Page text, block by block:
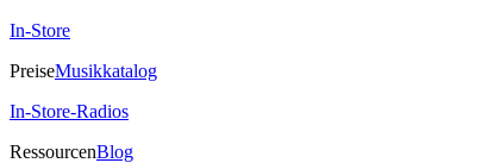
In-Store
PreiseMusikkatalog
In-Store-Radios
RessourcenBlog